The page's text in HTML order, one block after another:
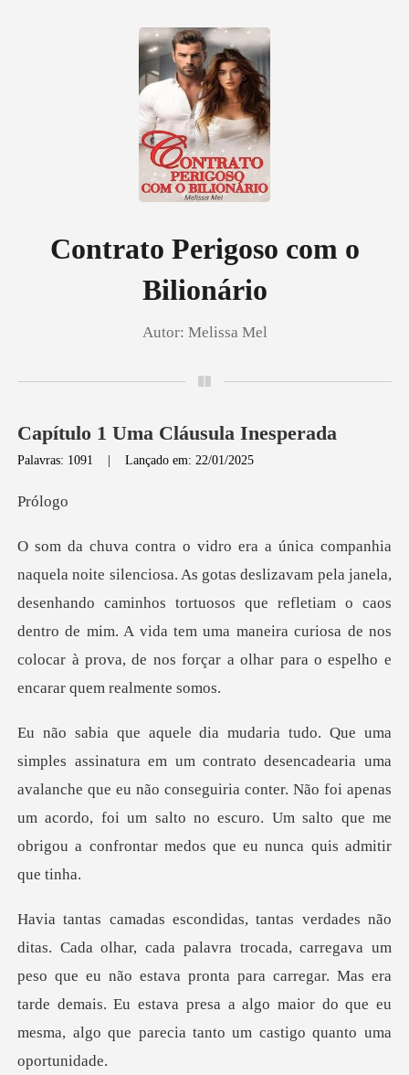
Histórico
Contrato Perigoso com o
Bilionário
Autor: Melissa Mel
Capítulo 1 Uma Cláusula Inesperada
Palavras: 1091 |Lançado em: 22/01/2025
ól
la janela,
desenhando caminhos tortuosos que refletiam o caos
dentro de mim. A vida tem uma maneira
dearia uma
avalanche que eu não conseguiria conter. Não foi apenas
um acordo, foi um salto
carregava um
peso que eu não estava pronta para carregar. Mas era
tarde demais. Eu estava pr